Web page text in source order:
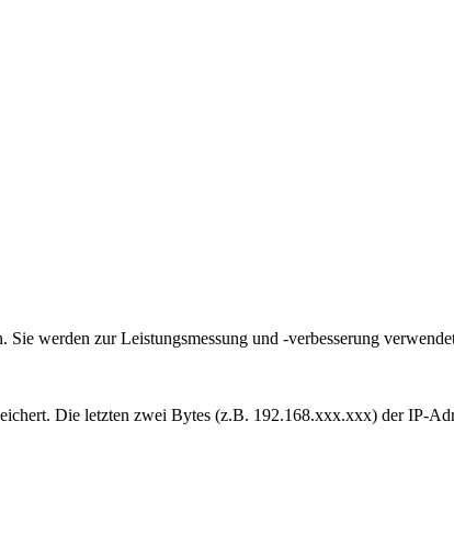
werden zur Leistungsmessung und -verbesserung
Die letzten zwei Bytes (z.B. 192.168.xxx.xxx) der IP-